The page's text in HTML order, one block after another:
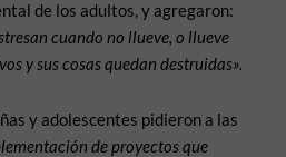
de los adultos, y agregaron:
cuando no llueve, o llueve
y sus cosas quedan destruidas».
y adolescentes pidieron a las
de proyectos que